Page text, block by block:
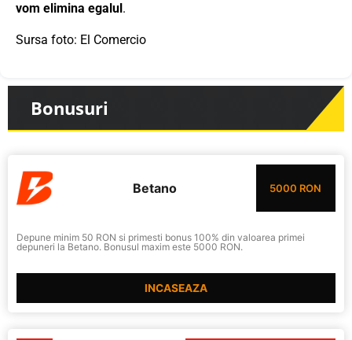
vom elimina egalul .
Sursa foto: El Comercio
Bonusuri
Betano 5000 RON
Depune minim 50 RON si primesti bonus 100% din valoarea primei
depuneri la Betano. Bonusul maxim este 5000 RON.
INCASEAZA